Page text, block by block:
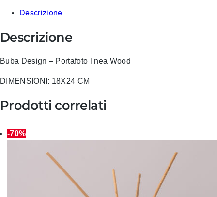
Descrizione
Descrizione
Buba Design – Portafoto linea Wood
DIMENSIONI: 18X24 CM
Prodotti correlati
-70%